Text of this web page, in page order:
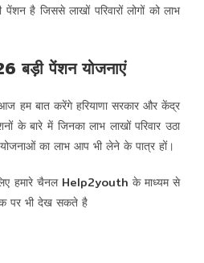
है जिससे लाखों परिवारों लोगों को लाभ
बड़ी पेंशन योजनाएं
हम बात करेंगे हरियाणा सरकार और केंद्र
के बारे में जिनका लाभ लाखों परिवार उठा
का लाभ आप भी लेने के पात्र हों।
हमारे चैनल Help2youth के माध्यम से
पर भी देख सकते है